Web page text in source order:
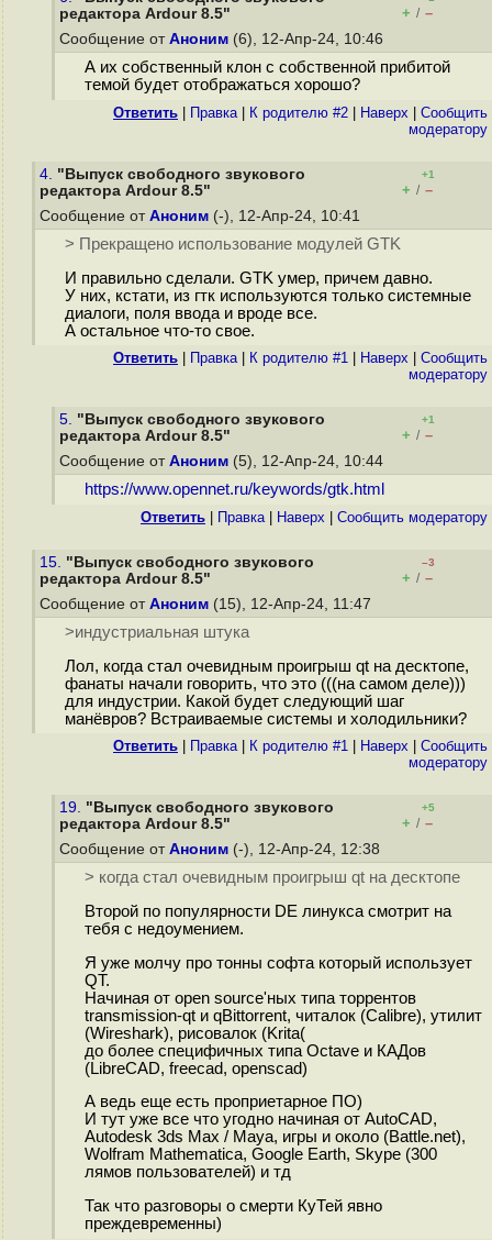
редактора Ardour 8.5"
+ / –
Сообщение от Аноним (6), 12-Апр-24, 10:46
А их собственный клон с собственной прибитой
темой будет отображаться хорошо?
Ответить Правка| К родителю #2 Наверх
Cообщить
модератору
4. "Выпуск свободного звукового
редактора Ardour 8.5"
+1
+ / –
Сообщение от Аноним (-), 12-Апр-24, 10:41
> Прекращено использование модулей GTK
И правильно сделали. GTK умер, причем давно.
У них, кстати, из гтк используются только системные
диалоги, поля ввода и вроде все.
А остальное что-то свое.
Ответить Правка| К родителю #1 Наверх
Cообщить
модератору
5. "Выпуск свободного звукового
редактора Ardour 8.5"
+1
+ / –
Сообщение от Аноним (5), 12-Апр-24, 10:44
https://www.opennet.ru/keywords/gtk.html
Ответить Правка| Наверх Cообщить модератору
15. "Выпуск свободного звукового
редактора Ardour 8.5"
–3
+ / –
Сообщение от Аноним (15), 12-Апр-24, 11:47
>индустриальная штука
Лол, когда стал очевидным проигрыш qt на десктопе,
фанаты начали говорить, что это (((на самом деле)))
для индустрии. Какой будет следующий шаг
манёвров? Встраиваемые системы и холодильники?
Ответить Правка| К родителю #1 Наверх
Cообщить
модератору
19. "Выпуск свободного звукового
редактора Ardour 8.5"
+5
+ / –
Сообщение от Аноним (-), 12-Апр-24, 12:38
> когда стал очевидным проигрыш qt на десктопе
Второй по популярности DE линукса смотрит на
тебя с недоумением.
Я уже молчу про тонны софта который использует
QT.
Начиная от open source'ных типа торрентов
transmission-qt и qBittorrent, читалок (Calibre), утилит
(Wireshark), рисовалок (Krita(
до более специфичных типа Octave и КАДов
(LibreCAD, freecad, openscad)
А ведь еще есть проприетарное ПО)
И тут уже все что угодно начиная от AutoCAD,
Autodesk 3ds Max / Maya, игры и около (Battle.net),
Wolfram Mathematica, Google Earth, Skype (300
лямов пользователей) и тд
Так что разговоры о смерти КуТей явно
преждевременны)